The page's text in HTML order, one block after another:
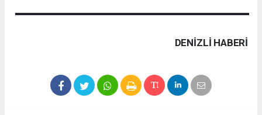
DENIZLI HABERİ